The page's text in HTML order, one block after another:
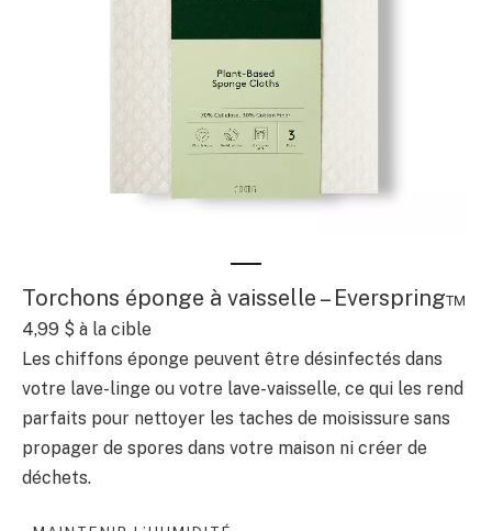
Torchons éponge à vaisselle – Everspring™
4,99 $ à la cible
Les chiffons éponge peuvent être désinfectés dans
votre lave-linge ou votre lave-vaisselle, ce qui les rend
parfaits pour nettoyer les taches de moisissure sans
propager de spores dans votre maison ni créer de
déchets.